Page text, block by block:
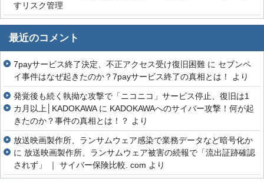
すリスク管理
最近のコメント
7payサービス終了決定、不正アクセス受け復旧困難 に セブンペ
イ事件はなぜ起きたのか？7payサービス終了の真相とは！
より
発覚後も続く執拗な攻撃で「ニコニコ」サービス停止、復旧は1
カ月以上│KADOKAWAに KADOKAWAへのサイバー攻撃！何が起
きたのか？事件の真相とは！？ より
放送映画製作所、ランサムウェア感染で業務データなど暗号化か
に 放送映画製作所、ランサムウェア被害の続報で「流出証跡確認
されず」 ｜ サイバー保険比較. com より